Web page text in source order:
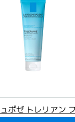
ポゼ トレリアン